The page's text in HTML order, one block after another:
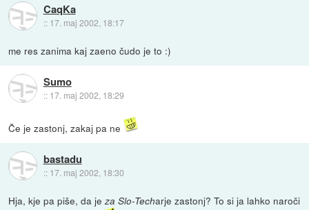
CaqKa
:: 17. maj 2002, 18:17
me res zanima kaj zaeno čudo je to :)
Sumo
:: 17. maj 2002, 18:29
Če je zastonj, zakaj pa ne
bastadu
:: 17. maj 2002, 18:30
Hja, kje pa piše, da jeza Slo-Techarje zastonj? To si ja lahko naroči